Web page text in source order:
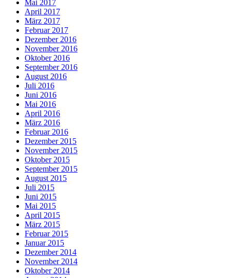
Mai 2017
April 2017
März 2017
Februar 2017
Dezember 2016
November 2016
Oktober 2016
September 2016
August 2016
Juli 2016
Juni 2016
Mai 2016
April 2016
März 2016
Februar 2016
Dezember 2015
November 2015
Oktober 2015
September 2015
August 2015
Juli 2015
Juni 2015
Mai 2015
April 2015
März 2015
Februar 2015
Januar 2015
Dezember 2014
November 2014
Oktober 2014